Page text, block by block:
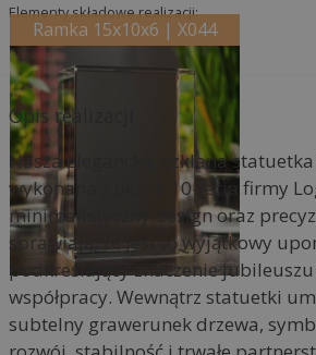
i
v
e
:
Elementy składowe realizacji:
Ramka 15x10x6 | X044
Opis realizacji
Nasza elegancka, szklana statuetka
wykonana z okazji 10-lecia firmy
minimalistyczny design oraz
sprawiają, że jest to wyjątkowy
podkreślający znaczenie
współpracy. Wewnątrz statuetki
subtelny grawerunek drzewa,